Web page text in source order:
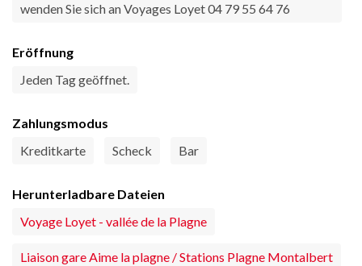
wenden Sie sich an Voyages Loyet 04 79 55 64 76
Eröffnung
Jeden Tag geöffnet.
Zahlungsmodus
Kreditkarte
Scheck Bar
Herunterladbare Dateien
Voyage Loyet - vallée de la Plagne
Liaison gare Aime la plagne / Stations Plagne Montalbert